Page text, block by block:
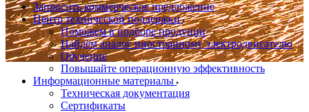
Запросить коммерческое предложение
Центр технической поддержки
Поможем в подборе продуции
Найдём аналог иностранному электродвигателю
Обучение
Повышайте операционную эффективность
Информационные материалы
Техническая документация
Сертификаты